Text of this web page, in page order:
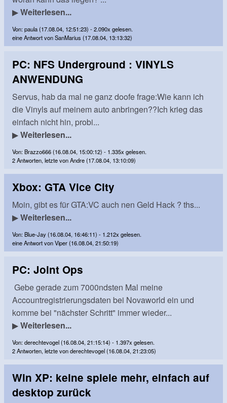
▶Weiterlesen...
Von: paula (17.08.04, 12:51:23) - 2.090x gelesen.
eine Antwort von SanMarius (17.08.04, 13:13:32)
PC: NFS Underground : VINYLS
ANWENDUNG
Servus, hab da mal ne ganz doofe frage:Wie kann ich
die Vinyls auf meinem auto anbringen??Ich krieg das
einfach nicht hin, probi...
▶Weiterlesen...
Von: Brazzo666 (16.08.04, 15:00:12) - 1.335x gelesen.
2 Antworten, letzte von Andre (17.08.04, 13:10:09)
Xbox: GTA Vice City
Moin, gibt es für GTA:VC auch nen Geld Hack ? ths...
▶Weiterlesen...
Von: Blue-Jay (16.08.04, 16:46:11) - 1.212x gelesen.
eine Antwort von Viper (16.08.04, 21:50:19)
PC: Joint Ops
Gebe gerade zum 7000ndsten Mal meine
Accountregistrierungsdaten bei Novaworld ein und
komme bei "nächster Schritt" immer wieder...
▶Weiterlesen...
Von: derechtevogel (16.08.04, 21:15:14) - 1.397x gelesen.
2 Antworten, letzte von derechtevogel (16.08.04, 21:23:05)
Win XP: keine spiele mehr, einfach auf
desktop zurück